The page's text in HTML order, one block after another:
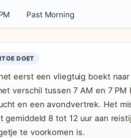
Past Morning
DOET
eerst een vliegtuig boekt
verschil tussen 7 AM en 7
en een avondvertrek. Het
gemiddeld 8 tot 12 uur aan
te voorkomen is.